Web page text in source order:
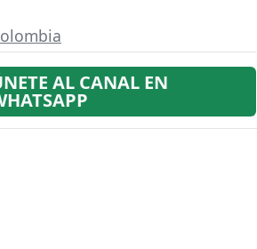
AL CANAL EN